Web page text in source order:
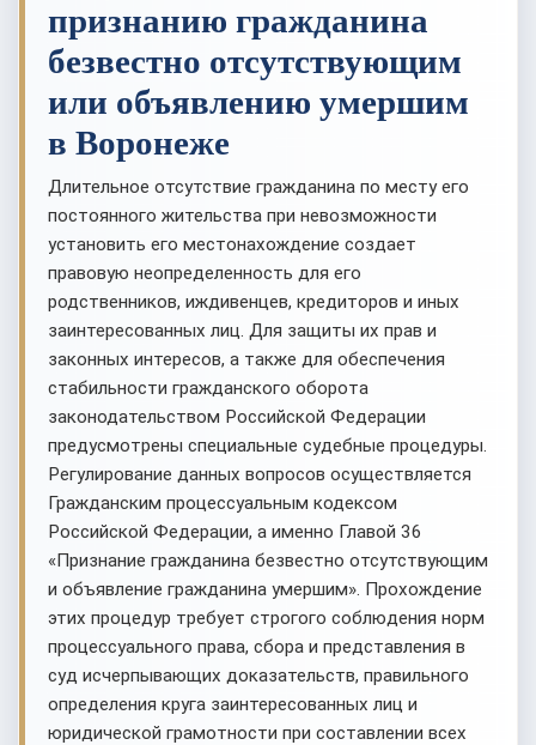
признанию гражданина
безвестно отсутствующим
или объявлению умершим
в Воронеже
Длительное отсутствие гражданина по месту его
постоянного жительства при невозможности
установить его местонахождение создает
правовую неопределенность для его
родственников, иждивенцев, кредиторов и иных
заинтересованных лиц. Для защиты их прав и
законных интересов, а также для обеспечения
стабильности гражданского оборота
законодательством Российской Федерации
предусмотрены специальные судебные процедуры.
Регулирование данных вопросов осуществляется
Гражданским процессуальным кодексом
Российской Федерации, а именно Главой 36
«Признание гражданина безвестно отсутствующим
и объявление гражданина умершим». Прохождение
этих процедур требует строгого соблюдения норм
процессуального права, сбора и представления в
суд исчерпывающих доказательств, правильного
определения круга заинтересованных лиц и
юридической грамотности при составлении всех